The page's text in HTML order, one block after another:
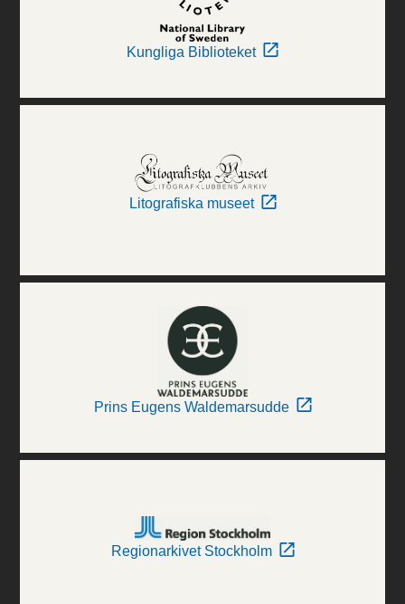
Kungliga Biblioteket
Litografiska museet
Prins Eugens Waldemarsudde
Regionarkivet Stockholm